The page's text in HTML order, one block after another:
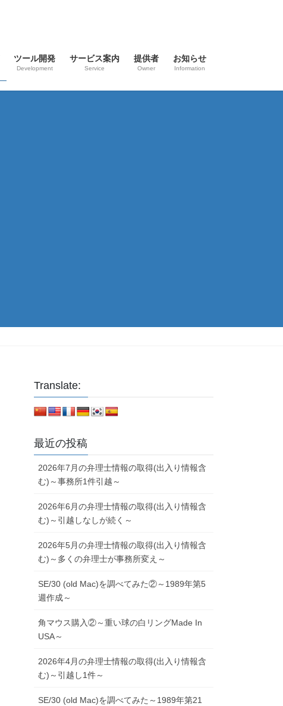
ツール開発
Development
サービス案内
Service
提供者
Owner
お知らせ
Information
Translate:
最近の投稿
2026年7月の弁理士情報の取得(出入り情報含
む)～事務所1件引越～
2026年6月の弁理士情報の取得(出入り情報含
む)～引越しなしが続く～
2026年5月の弁理士情報の取得(出入り情報含
む)～多くの弁理士が事務所変え～
SE/30 (old Mac)を調べてみた②～1989年第5
週作成～
角マウス購入②～重い球の白リングMade In
USA～
2026年4月の弁理士情報の取得(出入り情報含
む)～引越し1件～
SE/30 (old Mac)を調べてみた～1989年第21